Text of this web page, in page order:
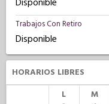
Trabajos Con Retiro
Disponible
HORARIOS LIBRES
L
M